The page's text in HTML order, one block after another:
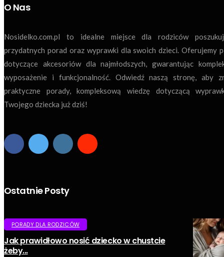
O Nas
Nosidelko.com.pl to idealne miejsce dla rodziców
przydatnych porad oraz wyprawki dla swoich dzieci. Oferujemy
dotyczące akcesoriów dla najmłodszych, gwarantując
wyposażenie i funkcjonalność. Odwiedź naszą stronę, aby
praktyczne porady, kompleksową wiedzę dotyczącą
Twojego dziecka już dziś!
Ostatnie Posty
PORADY DLA RODZICÓW
Jak prawidłowo nosić dziecko w chustcie
żeby...